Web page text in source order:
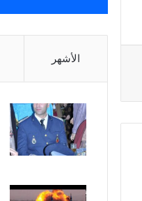
الأشهر